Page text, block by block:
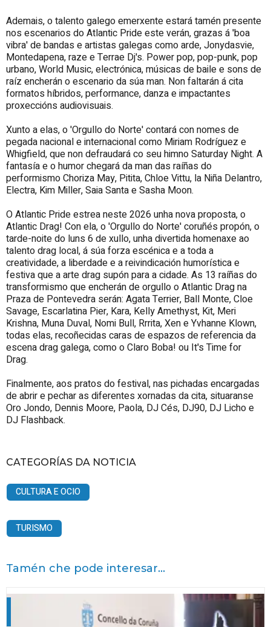
Ademais, o talento galego emerxente estará tamén presente
nos escenarios do Atlantic Pride este verán, grazas á 'boa
vibra' de bandas e artistas galegas como arde, Jonydasvie,
Montedapena, raze e Terrae Dj's. Power pop, pop-punk, pop
urbano, World Music, electrónica, músicas de baile e sons de
raíz encherán o escenario da súa man. Non faltarán á cita
formatos híbridos, performance, danza e impactantes
proxeccións audiovisuais.
Xunto a elas, o 'Orgullo do Norte' contará con nomes de
pegada nacional e internacional como Miriam Rodríguez e
Whigfield, que non defraudará co seu himno Saturday Night. A
fantasía e o humor chegará da man das raíñas do
performismo Choriza May, Pitita, Chloe Vittu, la Niña Delantro,
Electra, Kim Miller, Saia Santa e Sasha Moon.
O Atlantic Pride estrea neste 2026 unha nova proposta, o
Atlantic Drag! Con ela, o 'Orgullo do Norte' coruñés propón, o
tarde-noite do luns 6 de xullo, unha divertida homenaxe ao
talento drag local, á súa forza escénica e a toda a
creatividade, a liberdade e a reivindicación humorística e
festiva que a arte drag supón para a cidade. As 13 raíñas do
transformismo que encherán de orgullo o Atlantic Drag na
Praza de Pontevedra serán: Agata Terrier, Ball Monte, Cloe
Savage, Escarlatina Pier, Kara, Kelly Amethyst, Kit, Meri
Krishna, Muna Duval, Nomi Bull, Rrrita, Xen e Yvhanne Klown,
todas elas, recoñecidas caras de espazos de referencia da
escena drag galega, como o Claro Boba! ou It's Time for
Drag.
Finalmente, aos pratos do festival, nas pichadas encargadas
de abrir e pechar as diferentes xornadas da cita, situaranse
Oro Jondo, Dennis Moore, Paola, DJ Cés, DJ90, DJ Licho e
DJ Flashback.
CATEGORÍAS DA NOTICIA
CULTURA E OCIO
TURISMO
Tamén che pode interesar...